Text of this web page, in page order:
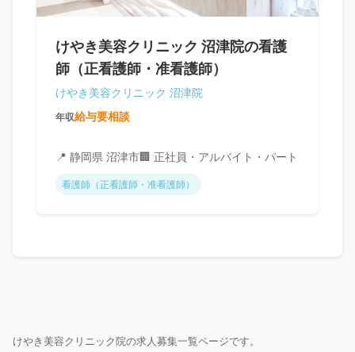
けやき美容クリニック 沼津院の看護
師（正看護師・准看護師）
けやき美容クリニック 沼津院
年収給与要相談
📍 静岡県 沼津市🏢 正社員・アルバイト・パート
看護師（正看護師・准看護師）
けやき美容クリニック院の求人募集一覧ページです。